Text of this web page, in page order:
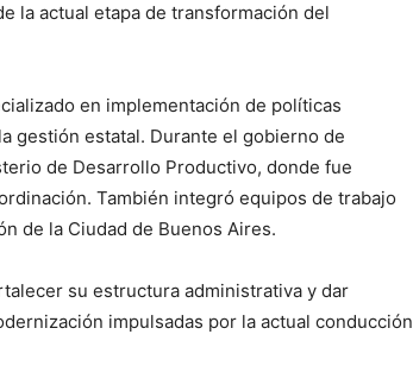
la actual etapa de transformación del
en implementación de políticas
gestión estatal. Durante el gobierno de
de Desarrollo Productivo, donde fue
También integró equipos de trabajo
de la Ciudad de Buenos Aires.
su estructura administrativa y dar
impulsadas por la actual conducción